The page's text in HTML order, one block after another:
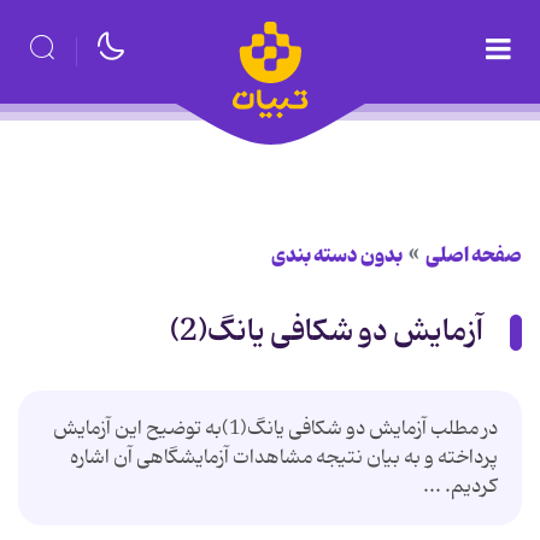
صفحه اصلی بدون دسته بندی
آزمایش دو شکافی یانگ(2)
در مطلب آزمایش دو شکافی یانگ(1)به توضیح این آزمایش
پرداخته و به بیان نتیجه مشاهدات آزمایشگاهی آن اشاره
کردیم. ...